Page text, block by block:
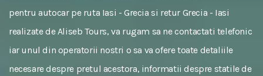
pentru autocar pe ruta Iasi - Grecia si retur Grecia - Iasi
realizate de Aliseb Tours, va rugam sa ne contactati telefonic
iar unul din operatorii nostri o sa va ofere toate detaliile
necesare despre pretul acestora, informatii despre statile de